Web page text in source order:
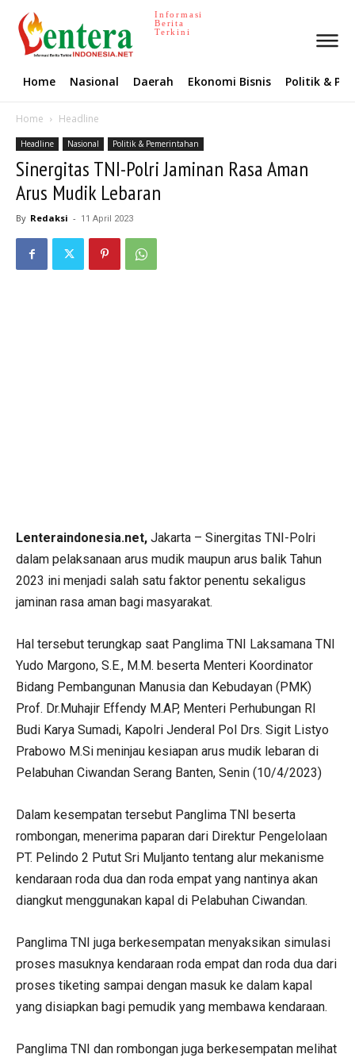
Informasi
Berita
Terkini
Home Nasional Daerah Ekonomi Bisnis Politik &
Home Headline
Headline Nasional Politik & Pemerintahan
Sinergitas TNI-Polri Jaminan Rasa Aman
Arus Mudik Lebaran
By Redaksi - 11 April 2023
Lenteraindonesia.net, Jakarta – Sinergitas TNI-Polri
dalam pelaksanaan arus mudik maupun arus balik Tahun
2023 ini menjadi salah satu faktor penentu sekaligus
jaminan rasa aman bagi masyarakat.
Hal tersebut terungkap saat Panglima TNI Laksamana TNI
Yudo Margono, S.E., M.M. beserta Menteri Koordinator
Bidang Pembangunan Manusia dan Kebudayan (PMK)
Prof. Dr.Muhajir Effendy M.AP, Menteri Perhubungan RI
Budi Karya Sumadi, Kapolri Jenderal Pol Drs. Sigit Listyo
Prabowo M.Si meninjau kesiapan arus mudik lebaran di
Pelabuhan Ciwandan Serang Banten, Senin (10/4/2023)
Dalam kesempatan tersebut Panglima TNI beserta
rombongan, menerima paparan dari Direktur Pengelolaan
PT. Pelindo 2 Putut Sri Muljanto tentang alur mekanisme
kendaraan roda dua dan roda empat yang nantinya akan
diangkut menggunakan kapal di Pelabuhan Ciwandan.
Panglima TNI juga berkesempatan menyaksikan simulasi
proses masuknya kendaraan roda empat dan roda dua dari
proses tiketing sampai dengan masuk ke dalam kapal
yang disiapkan bagi pemudik yang membawa kendaraan.
Panglima TNI dan rombongan juga berkesempatan melihat